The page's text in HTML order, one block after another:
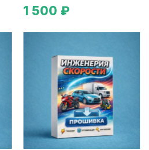
1 500 ₽